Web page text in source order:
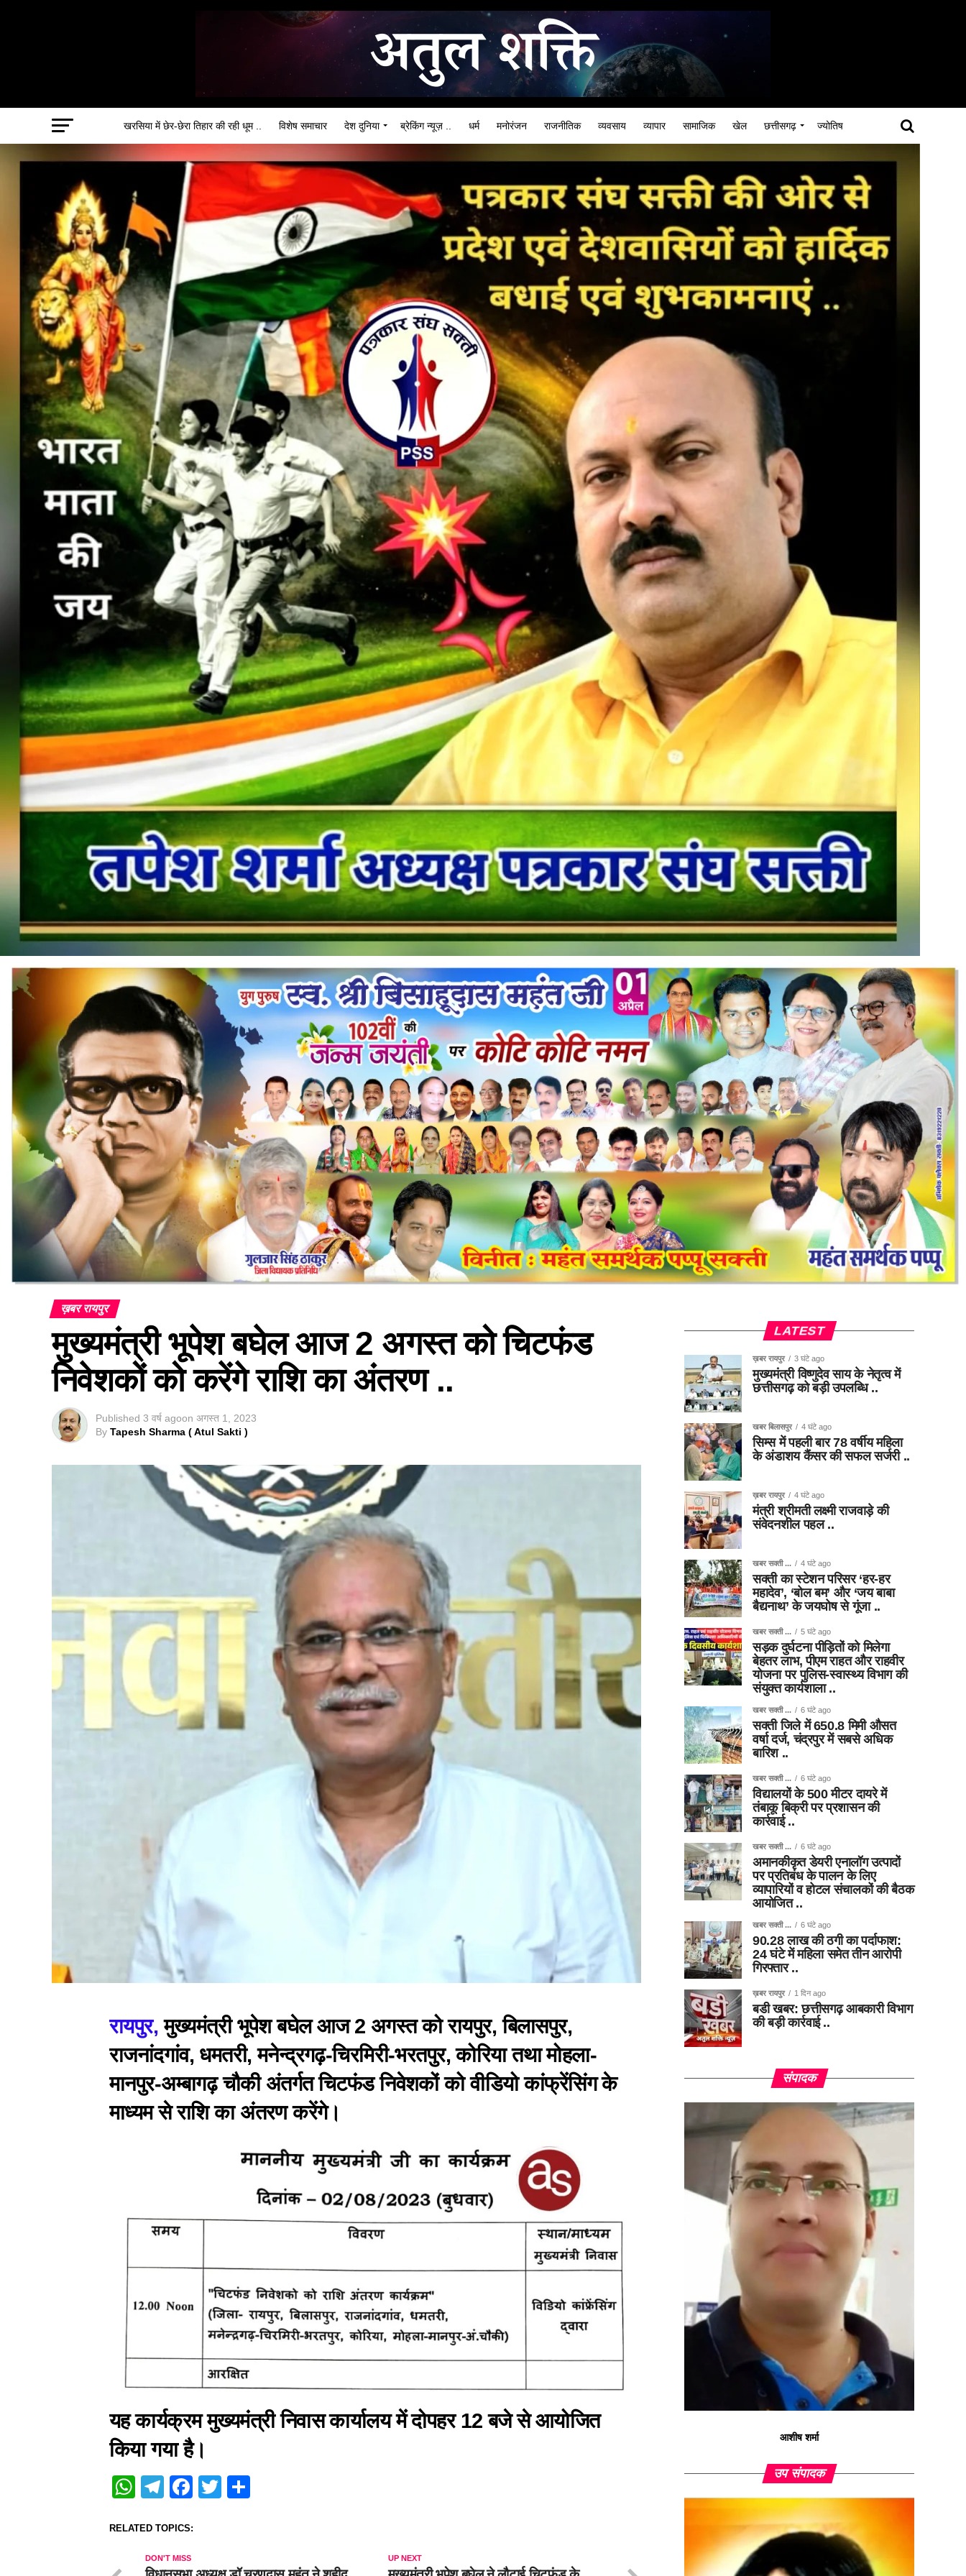
खरसिया में छेर-छेरा तिहार की रही धूम .. विशेष समाचार देश दुनिया ब्रेकिंग न्यूज़ .. धर्म मनोरंजन राजनीतिक व्यवसाय व्यापार सामाजिक खेल छत्तीसगढ़ ज्योतिष
ख़बर रायपुर
मुख्यमंत्री भूपेश बघेल आज 2 अगस्त को चिटफंड
निवेशकों को करेंगे राशि का अंतरण ..
Published 3 वर्ष agoon अगस्त 1, 2023
By Tapesh Sharma ( Atul Sakti )
रायपुर, मुख्यमंत्री भूपेश बघेल आज 2 अगस्त को रायपुर, बिलासपुर,
राजनांदगांव, धमतरी, मनेन्द्रगढ़-चिरमिरी-भरतपुर, कोरिया तथा मोहला-
मानपुर-अम्बागढ़ चौकी अंतर्गत चिटफंड निवेशकों को वीडियो कांफ्रेंसिंग के
माध्यम से राशि का अंतरण करेंगे।
यह कार्यक्रम मुख्यमंत्री निवास कार्यालय में दोपहर 12 बजे से आयोजित
किया गया है।
WhatsApp
Telegram
Facebook
Twitter
RELATED TOPICS:
UP NEXT
DON'T MISS
LATEST
ख़बर रायपुर 3 घंटे ago
मुख्यमंत्री विष्णुदेव साय के नेतृत्व में
छत्तीसगढ़ को बड़ी उपलब्धि ..
खबर बिलासपुर 4 घंटे ago
सिम्स में पहली बार 78 वर्षीय महिला
के अंडाशय कैंसर की सफल सर्जरी ..
ख़बर रायपुर 4 घंटे ago
मंत्री श्रीमती लक्ष्मी राजवाड़े की
संवेदनशील पहल ..
खबर सक्ती ... 4 घंटे ago
सक्ती का स्टेशन परिसर ‘हर-हर
महादेव’, ‘बोल बम’ और ‘जय बाबा
बैद्यनाथ’ के जयघोष से गूंजा ..
खबर सक्ती ... 5 घंटे ago
सड़क दुर्घटना पीड़ितों को मिलेगा
बेहतर लाभ, पीएम राहत और राहवीर
योजना पर पुलिस-स्वास्थ्य विभाग की
संयुक्त कार्यशाला ..
खबर सक्ती ... 6 घंटे ago
सक्ती जिले में 650.8 मिमी औसत
वर्षा दर्ज, चंद्रपुर में सबसे अधिक
बारिश ..
खबर सक्ती ... 6 घंटे ago
विद्यालयों के 500 मीटर दायरे में
तंबाकू बिक्री पर प्रशासन की
कार्रवाई ..
खबर सक्ती ... 6 घंटे ago
अमानकीकृत डेयरी एनालॉग उत्पादों
पर प्रतिबंध के पालन के लिए
व्यापारियों व होटल संचालकों की बैठक
आयोजित ..
खबर सक्ती ... 6 घंटे ago
90.28 लाख की ठगी का पर्दाफाश:
24 घंटे में महिला समेत तीन आरोपी
गिरफ्तार ..
ख़बर रायपुर 1 दिन ago
बडी खबर: छत्तीसगढ़ आबकारी विभाग
की बड़ी कार्रवाई ..
संपादक
आशीष शर्मा
उप संपादक